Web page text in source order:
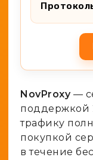
NovProxy—
поддержкой
трафику
покупкой
в течение